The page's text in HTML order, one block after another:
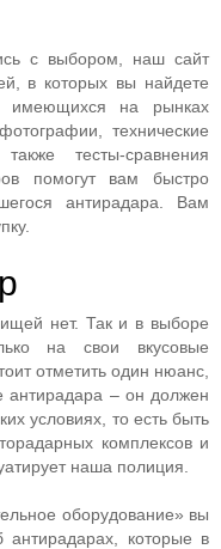
с выбором, наш сайт
в которых вы найдете
имеющихся на рынках
технические
тесты-сравнения
помогут вам быстро
антирадара. Вам
нет. Так и в выборе
на свои вкусовые
отметить один нюанс,
антирадара – он должен
условиях, то есть быть
комплексов и
наша полиция.
оборудование» вы
которые в